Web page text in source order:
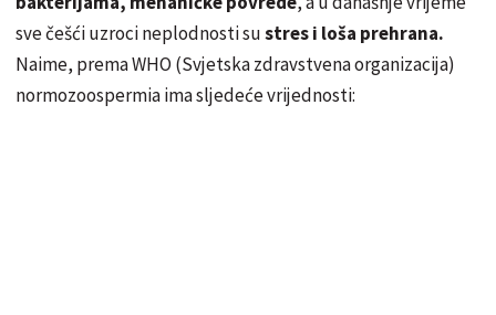
sve češći uzroci neplodnosti sustres i loša prehrana.
Naime, prema WHO (Svjetska zdravstvena organizacija)
normozoospermia ima sljedeće vrijednosti: